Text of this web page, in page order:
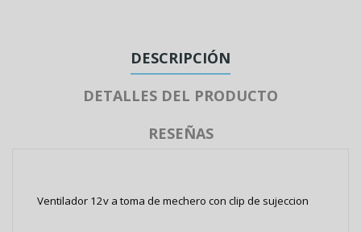
DESCRIPCIÓN
DETALLES DEL PRODUCTO
RESEÑAS
Ventilador 12v a toma de mechero con clip de sujeccion